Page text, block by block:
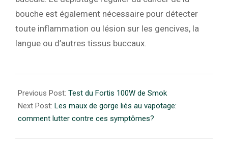
bouche est également nécessaire pour détecter
toute inflammation ou lésion sur les gencives, la
langue ou d’autres tissus buccaux.
10-
23
Previous Post: Test du Fortis 100W de Smok
Next Post: Les maux de gorge liés au vapotage:
comment lutter contre ces symptômes?